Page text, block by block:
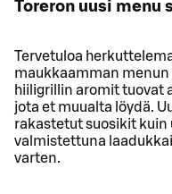
Toreron uusi menu
Tervetuloa
maukkaamman
hiiligrillin aromit tuovat
jota et muualta löydä.
rakastetut suosikit kuin
valmistettuna
varten.